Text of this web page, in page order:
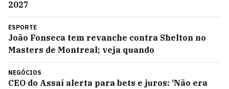
2027
ESPORTE
João Fonseca tem revanche contra Shelton no
Masters de Montreal; veja quando
NEGÓCIOS
CEO do Assaí alerta para bets e juros: ‘Não era